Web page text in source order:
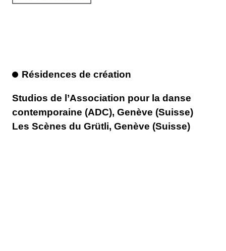
Résidences de création
Studios de l’Association pour la danse
contemporaine (ADC), Genève (Suisse)
Les Scènes du Grütli, Genève (Suisse)